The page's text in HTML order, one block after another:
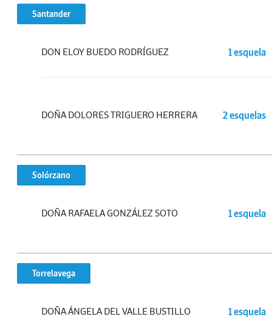
Santander
DON ELOY BUEDO RODRÍGUEZ 1 esquela
DOÑA DOLORES TRIGUERO HERRERA 2 esquelas
Solórzano
DOÑA RAFAELA GONZÁLEZ SOTO 1 esquela
Torrelavega
DOÑA ÁNGELA DEL VALLE BUSTILLO 1 esquela